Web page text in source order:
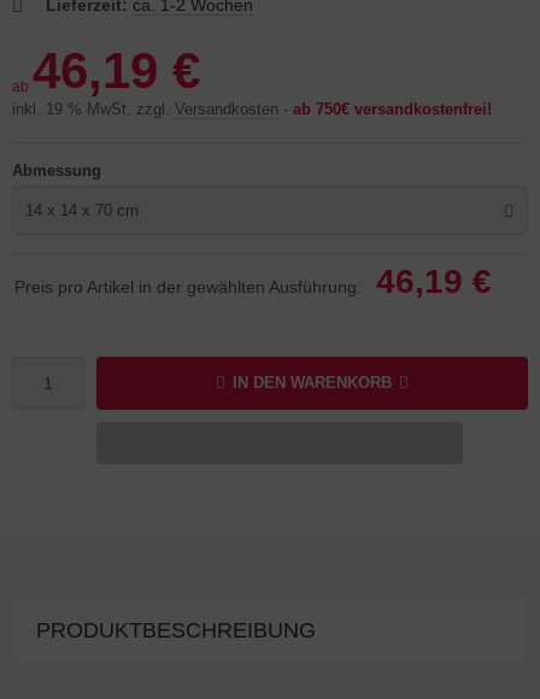
Lieferzeit: ca. 1-2 Wochen
ab 46,19 €
inkl. 19 % MwSt. zzgl. Versandkosten - ab 750€ versandkostenfrei!
Abmessung
14 x 14 x 70 cm
Preis pro Artikel in der gewählten Ausführung: 46,19 €
IN DEN WARENKORB
PRODUKTBESCHREIBUNG